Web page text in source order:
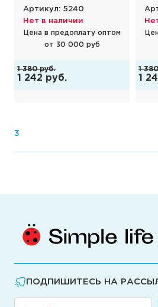
5240
оптом
30 000 руб
Артикул: 5240
Нет в наличии
Цена в
от 30 000
4
ПОДПИШИТЕСЬ НА